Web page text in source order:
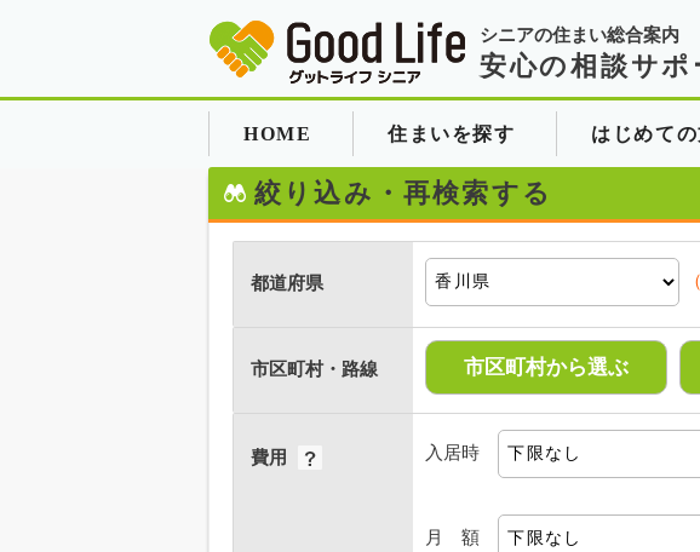
シニアの住まい総合案内
安心の相談サポ
HOME 住まいを探す はじめて
絞り込み・再検索する
都道府県
市区町村・路線 市区町村から選ぶ
費用 入居時
月 額